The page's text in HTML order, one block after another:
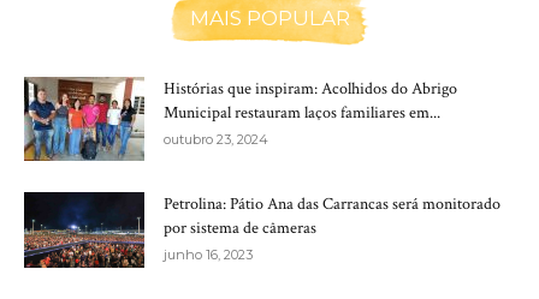
MAIS POPULAR
Histórias que inspiram: Acolhidos do Abrigo
Municipal restauram laços familiares em...
outubro 23, 2024
Petrolina: Pátio Ana das Carrancas será monitorado
por sistema de câmeras
junho 16, 2023